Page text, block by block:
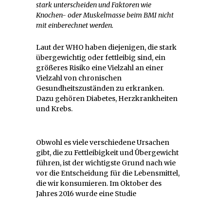
stark unterscheiden und Faktoren wie
Knochen- oder Muskelmasse beim BMI nicht
mit einberechnet werden.
Laut der WHO haben diejenigen, die stark
übergewichtig oder fettleibig sind, ein
größeres Risiko eine Vielzahl an einer
Vielzahl von chronischen
Gesundheitszuständen zu erkranken.
Dazu gehören Diabetes, Herzkrankheiten
und Krebs.
Obwohl es viele verschiedene Ursachen
gibt, die zu Fettleibigkeit und Übergewicht
führen, ist der wichtigste Grund nach wie
vor die Entscheidung für die Lebensmittel,
die wir konsumieren. Im Oktober des
Jahres 2016 wurde eine Studie